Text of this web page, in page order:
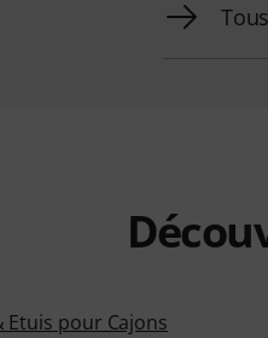
Etuis pour Cajons